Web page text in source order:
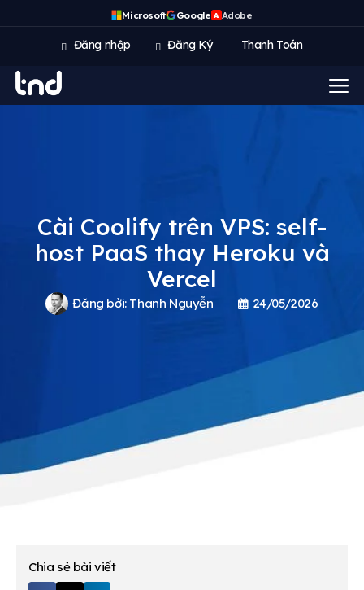
Microsoft Google A Adobe
Đăng nhập Đăng Ký Thanh Toán
Cài Coolify trên VPS: self-
host PaaS thay Heroku và
Vercel
Đăng bởi: Thanh Nguyễn 24/05/2026
Chia sẻ bài viết